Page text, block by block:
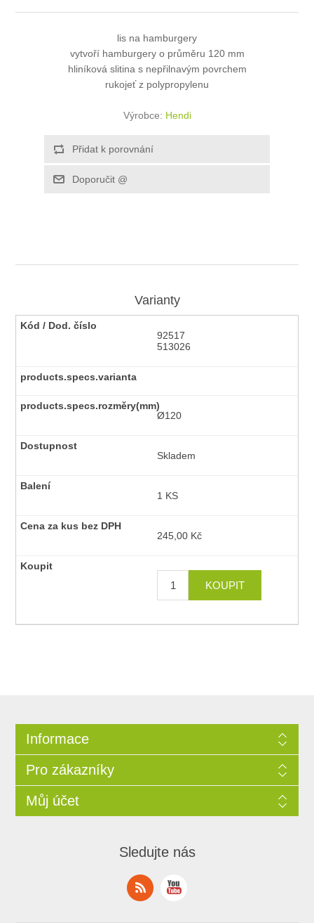
lis na hamburgery
vytvoří hamburgery o průměru 120 mm
hliníková slitina s nepřilnavým povrchem
rukojeť z polypropylenu
Výrobce: Hendi
Varianty
92517
513026
Ø120
Skladem
1 KS
245,00 Kč
Informace
Pro zákazníky
Můj účet
Sledujte nás